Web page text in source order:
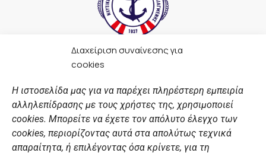
Διαχείριση συναίνεσης για
cookies
Η ιστοσελίδα μας για να παρέχει πληρέστερη εμπειρία
αλληλεπίδρασης με τους χρήστες της, χρησιμοποιεί
cookies. Μπορείτε να έχετε τον απόλυτο έλεγχο των
cookies, περιορίζοντας αυτά στα απολύτως τεχνικά
απαραίτητα, ή επιλέγοντας όσα κρίνετε, για τη
F
a
e
b
o
o
k
t
a
g
r
a
t
u
b
e
n
k
e
d
i
n
ΣΎΝΔΕΣΜΟΙ
Αθλητικές σχολές